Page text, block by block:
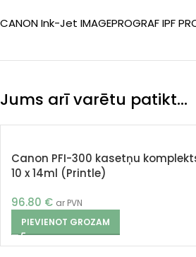
CANON Ink-Jet IMAGEPROGRAF IPF
Jums arī varētu patikt…
Canon PFI-300 kasetņu
10 x 14ml (Printle)
96.80 € ar PVN
PIEVIENOT GROZAM